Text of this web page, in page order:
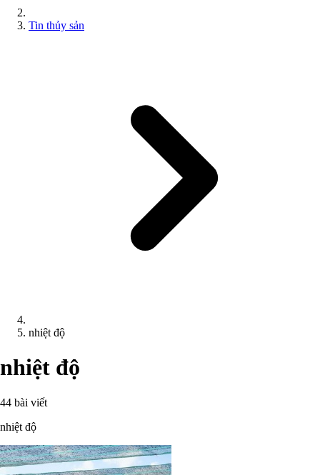
Tin thủy sản
nhiệt độ
nhiệt độ
44 bài viết
nhiệt độ